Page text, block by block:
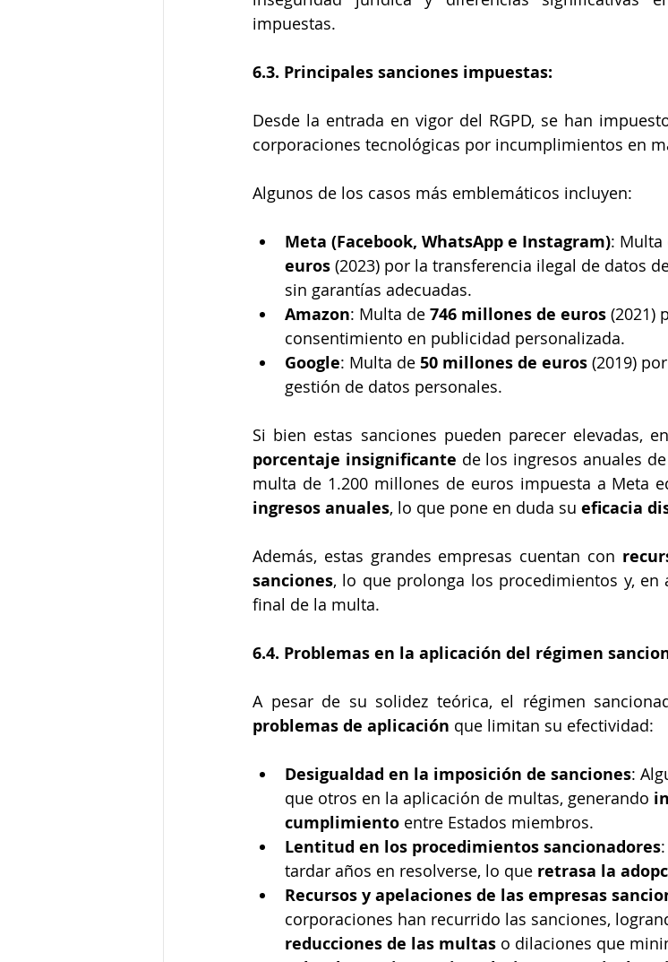
impuestas.
6.3. Principales sanciones impuestas:
Desde la entrada en vigor del RGPD, se han
corporaciones tecnológicas por incumplimientos en
Algunos de los casos más emblemáticos incluyen:
Meta (Facebook, WhatsApp e Instagram): Multa
euros (2023) por la transferencia ilegal de datos
sin garantías adecuadas.
Amazon: Multa de 746 millones de euros (2021)
consentimiento en publicidad personalizada.
Google: Multa de 50 millones de euros (2019)
gestión de datos personales.
Si bien estas sanciones pueden parecer elevadas,
porcentaje insignificante de los ingresos anuales
multa de 1.200 millones de euros impuesta a Meta
ingresos anuales, lo que pone en duda su eficacia
Además, estas grandes empresas cuentan con
sanciones, lo que prolonga los procedimientos y, en
final de la multa.
6.4. Problemas en la aplicación del régimen
problemas de aplicación que limitan su efectividad:
Desigualdad en la imposición de sanciones:
que otros en la aplicación de multas, generando
cumplimiento entre Estados miembros.
Lentitud en los procedimientos sancionadores
tardar años en resolverse, lo que retrasa la
Recursos y apelaciones de las empresas
corporaciones han recurrido las sanciones,
reducciones de las multas o dilaciones que